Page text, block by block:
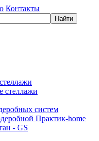
Контакты
стеллажи
систем
Практик-home
- GS